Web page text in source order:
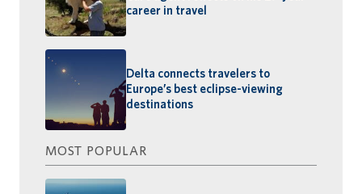
career in travel
Delta connects travelers to
Europe’s best eclipse-viewing
destinations
MOST POPULAR